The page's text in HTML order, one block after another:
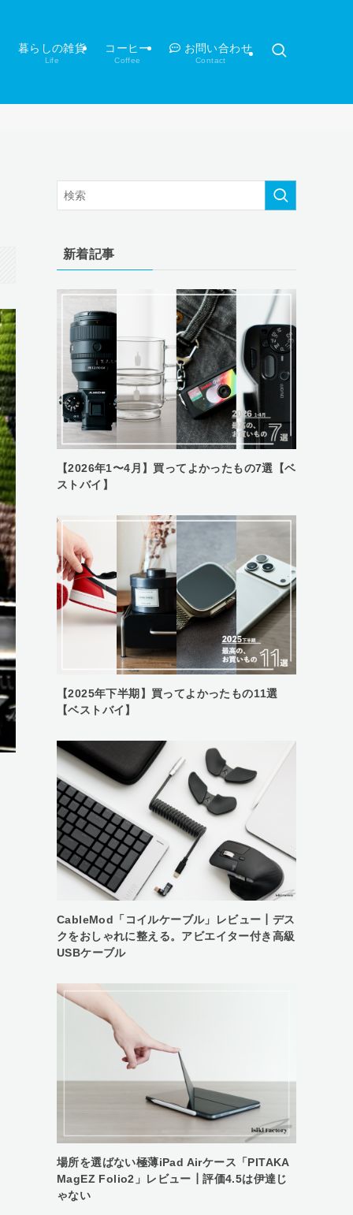
暮らしの雑貨
Life
コーヒー
Coffee
お問い合わせ
Contact
新着記事
【2026年1〜4月】買ってよかったもの7選【ベ
ストバイ】
【2025年下半期】買ってよかったもの11選
【ベストバイ】
CableMod「コイルケーブル」レビュー┃デス
クをおしゃれに整える。アビエイター付き高級
USBケーブル
場所を選ばない極薄iPad Airケース「PITAKA
MagEZ Folio2」レビュー┃評価4.5は伊達じ
ゃない